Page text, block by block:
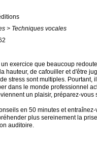
> Techniques vocales
exercice que beaucoup
hauteur, de cafouiller et d'être
stress sont multiples. Pourtant,
dans le monde professionnel
un plaisir, préparez-vous
en 50 minutes et entraînez-
plus sereinement la
auditoire.